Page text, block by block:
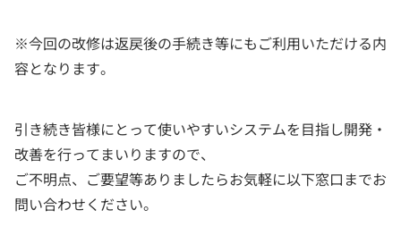
※今回の改修は返戻後の手続き等にもご利用いただける内
容となります。
引き続き皆様にとって使いやすいシステムを目指し開発・
改善を行ってまいりますので、
ご不明点、ご要望等ありましたらお気軽に以下窓口までお
問い合わせください。